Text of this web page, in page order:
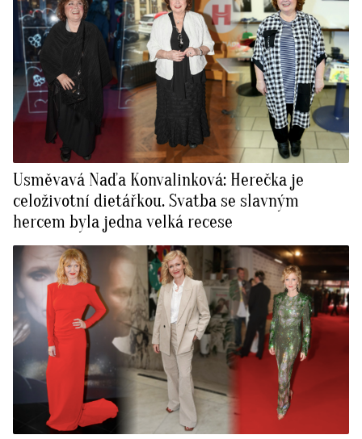
Usměvavá Naďa Konvalinková: Herečka je
celoživotní dietářkou. Svatba se slavným
hercem byla jedna velká recese